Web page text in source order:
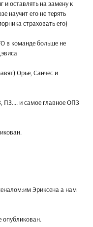
оставлять на замену к
научит его не терять
страховать его)
в команде больше не
Орье, Санчес и
ПЗ.... и самое главное ОПЗ
Эриксена а нам
опубликован.